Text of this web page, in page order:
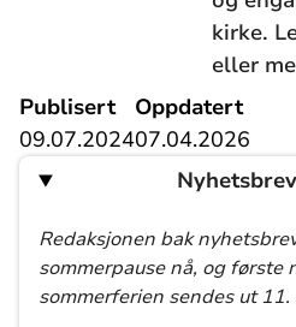
kirke.
eller
Publisert
09.07.2024
Oppdatert
07.04.2026
Redaksjonen bak
sommerpause nå, og første
sommerferien sendes ut